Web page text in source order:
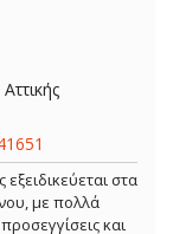
στα
με πολλά
και